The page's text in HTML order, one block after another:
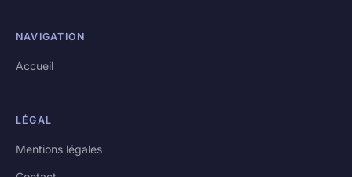
NAVIGATION
Accueil
LÉGAL
Mentions légales